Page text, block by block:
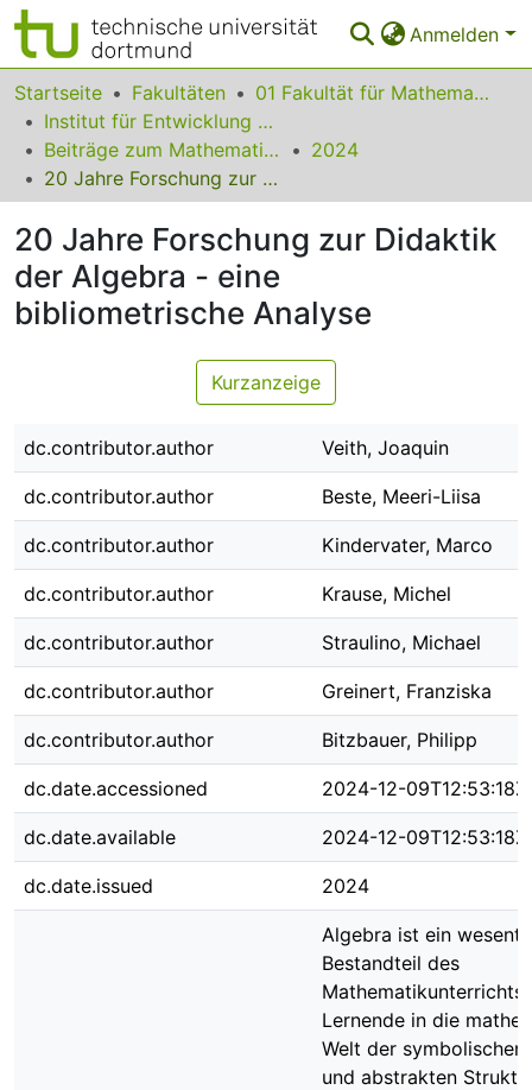
Anmelden
Bereiche & Sammlungen
Das gesamte Repositorium
Statistiken
FAQ
Leitlinien
Zurück zur Startseite
Startseite Fakultäten
01 Fakultät für Mathematik
Institut für Entwicklung und Erforschung des Mathematikunterrichts
Beiträge zum Mathematikunterricht
2024
20 Jahre Forschung zur Didaktik der Algebra - eine bibliometrische Analyse
20 Jahre Forschung zur Didaktik
der Algebra - eine
bibliometrische Analyse
Kurzanzeige
dc.contributor.author Veith, Joaquin
dc.contributor.author Beste, Meeri-Liisa
dc.contributor.author Kindervater, Marco
dc.contributor.author Krause, Michel
dc.contributor.author Straulino, Michael
dc.contributor.author Greinert, Franziska
dc.contributor.author Bitzbauer, Philipp
dc.date.accessioned 2024-12-09T12:53:18Z
dc.date.available 2024-12-09T12:53:18Z
dc.date.issued 2024
Algebra ist ein
Bestandteil des
Lernende in die
Welt der symbolischen
und abstrakten